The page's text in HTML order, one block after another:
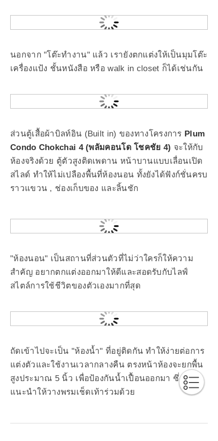
นอกจาก "โต๊ะทำงาน" แล้ว เรายังตกแต่งให้เป็นมุมโต๊ะ
เครื่องแป้ง ชั้นหนังสือ หรือ walk in closet ก็ได้เช่นกัน
ส่วนตู้เสื้อผ้าบิลท์อิน (Built in) ของทางโครงการ Plum
Condo Chokchai 4 (พลัมคอนโด โชคชัย 4) จะให้กับ
ห้องจริงด้วย ตู้ตัวสูงติดเพดาน หน้าบานแบบเลื่อนเปิด
สไลด์ ทำให้ไม่เปลืองพื้นที่ห้องนอน ทั้งยังได้ฟังก์ชั่นครบ
ราวแขวน , ช่องเก็บของ และลิ้นชัก
"ห้องนอน" เป็นสถานที่ส่วนตัวที่ไม่ว่าใครก็ให้ความ
สำคัญ อยากตกแต่งออกมาให้ดีและสอดรับกับไลฟ์
สไตล์การใช้ชีวิตของตัวเองมากที่สุด
ถัดเข้าไปจะเป็น "ห้องน้ำ" ที่อยู่ติดกัน ทำให้ง่ายต่อการ
แต่งตัวและใช้งานเวลากลางคืน ตรงหน้าห้องจะยกพื้น
สูงประมาณ 5 นิ้ว เพื่อป้องกันน้ำเปื้อนออกมา ซึ่ง
แนะนำให้วางพรมเช็ดเท้าร่วมด้วย